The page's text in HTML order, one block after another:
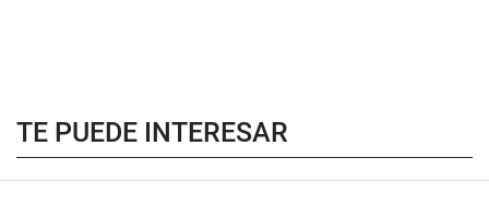
TE PUEDE INTERESAR